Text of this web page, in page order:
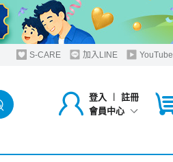
S-CARE 加入LINE YouTube
登入 ︱
註冊
會員中心